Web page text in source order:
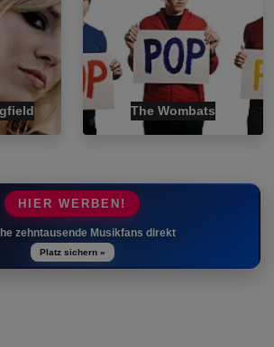
The Wombats
HIER WERBEN!
zehntausende Musikfans direkt
Platz sichern »